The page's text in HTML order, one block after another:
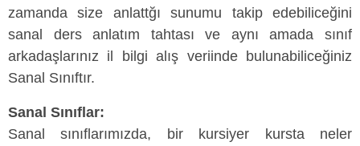
zamanda size anlattğı sunumu takip edebiliceğini
sanal ders anlatım tahtası ve aynı amada sınıf
arkadaşlarınız il bilgi alış veriinde bulunabiliceğiniz
Sanal Sınıftır.
Sanal Sınıflar:
Sanal sınıflarımızda, bir kursiyer kursta neler